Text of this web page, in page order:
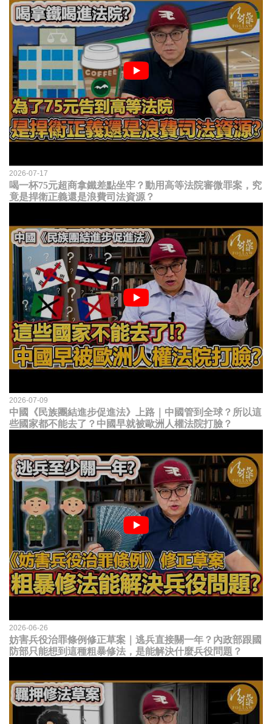
2026-07-17
喝一杯75元超商拿鐵差點坐牢？動用高等法院審微罪案，究
竟是捍衛正義還是浪費司法資源？
2026-07-09
中國《民族團結進步促進法》上路｜中國管到全球？所以這
些國家都不能去了？中國早就被歐洲人權法院打臉？
2026-06-26
妨害兵役治罪條例修正草案｜逃兵直接關一年？內政部跟國
防部只能想到這種粗暴修法，是能解決什麼兵役問題？